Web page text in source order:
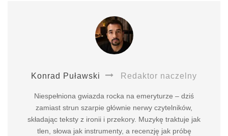
Konrad Puławski Redaktor naczelny
Niespełniona gwiazda rocka na emeryturze – dziś
zamiast strun szarpie głównie nerwy czytelników,
składając teksty z ironii i przekory. Muzykę traktuje jak
tlen, słowa jak instrumenty, a recenzję jak próbę